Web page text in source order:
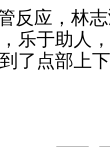
反应，林
乐于助人，
了点部上